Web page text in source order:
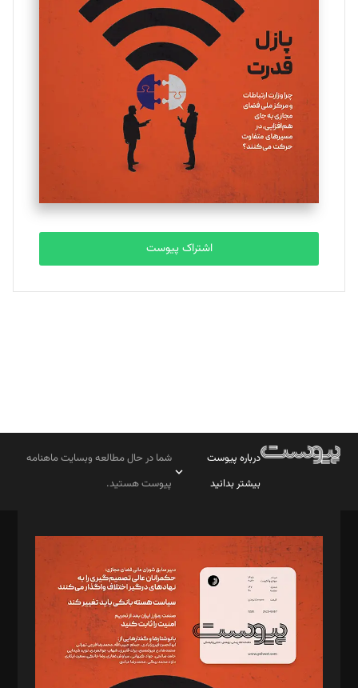
یسنا امان‌پور
تحریریه
ملینا جعفری
تحریریه
مصطفی مسجدی آرانی
تحریریه
بابک نقاش
تحریریه
اشتراک پیوست
درباره پیوست
بیشتر بدانید
شما در حال مطالعه وبسایت ماهنامه
پیوست هستید.
مدیر مسئول: محمدباقر اثنی‌عشری
سردبیر: مهرک محمودی
دبیر تحریریه: میثم قاسمی
د‌بیر ناداستان: سمانه سمیع
د‌بیر خدمت و تجارت: ابوالفضل رجبی
د‌بیر حقوق فناوری: حسام‌الدین ایپکچی
د‌بیر پیوست جهان: مینا پاکدل